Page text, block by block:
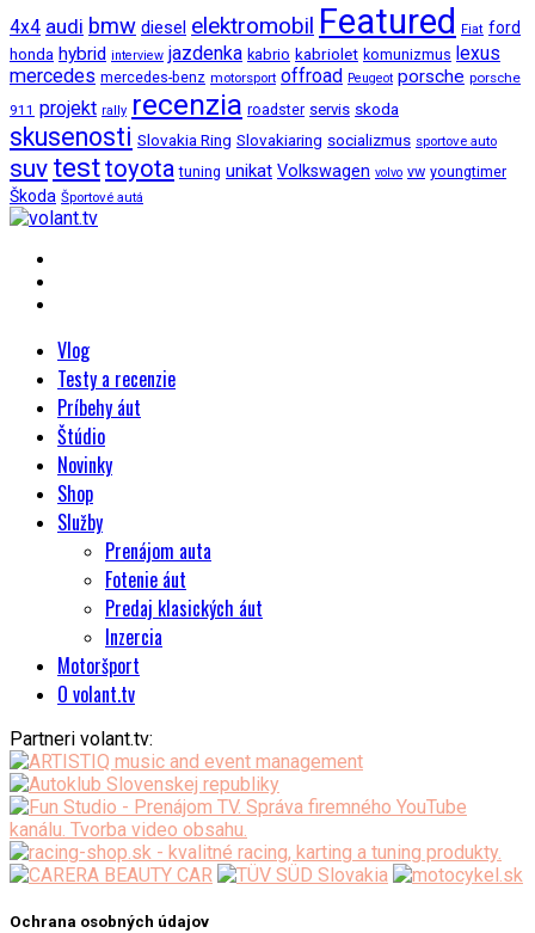
4x4 audi bmw diesel elektromobil Featured Fiat ford
honda hybrid interview jazdenka kabrio kabriolet komunizmus lexus
mercedes mercedes-benz motorsport offroad Peugeot porsche porsche
911 projekt rally recenzia roadster servis skoda
skusenosti Slovakia Ring Slovakiaring socializmus sportove auto
suv testtoyota tuning unikat Volkswagen volvo vw youngtimer
Škoda Športové autá
Vlog
Testy a recenzie
Príbehy áut
Štúdio
Novinky
Shop
Služby
Prenájom auta
Fotenie áut
Predaj klasických áut
Inzercia
Motoršport
O volant.tv
Partneri volant.tv:
Ochrana osobných údajov